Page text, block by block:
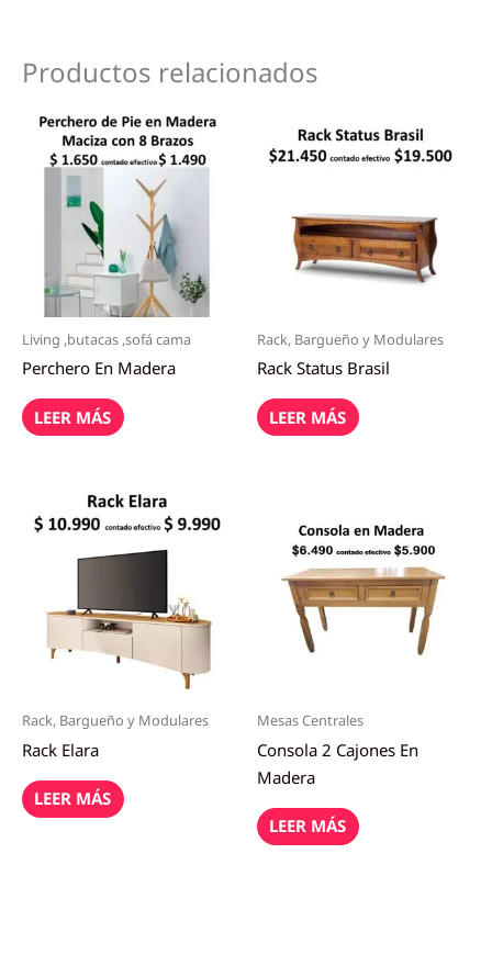
Productos relacionados
Living ,butacas ,sofá cama
Perchero En Madera
LEER MÁS
Rack, Bargueño y Modulares
Rack Status Brasil
LEER MÁS
Rack, Bargueño y Modulares
Rack Elara
LEER MÁS
Mesas Centrales
Consola 2 Cajones En
Madera
LEER MÁS